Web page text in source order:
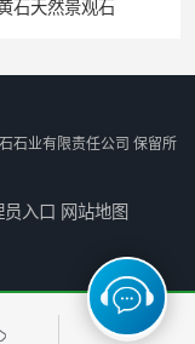
石天然景观石
架庭院太湖石回收
石业有限责任公司 保留所
员入口 网站地图